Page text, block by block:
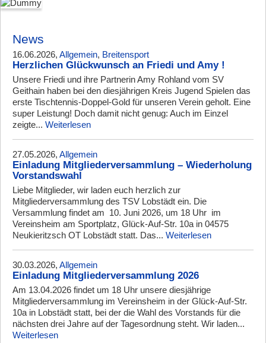
News
16.06.2026, Allgemein, Breitensport
Herzlichen Glückwunsch an Friedi und Amy !
Unsere Friedi und ihre Partnerin Amy Rohland vom SV
Geithain haben bei den diesjährigen Kreis Jugend Spielen das
erste Tischtennis-Doppel-Gold für unseren Verein geholt. Eine
super Leistung! Doch damit nicht genug: Auch im Einzel
zeigte... Weiterlesen
27.05.2026, Allgemein
Einladung Mitgliederversammlung – Wiederholung
Vorstandswahl
Liebe Mitglieder, wir laden euch herzlich zur
Mitgliederversammlung des TSV Lobstädt ein. Die
Versammlung findet am 10. Juni 2026, um 18 Uhr im
Vereinsheim am Sportplatz, Glück-Auf-Str. 10a in 04575
Neukieritzsch OT Lobstädt statt. Das... Weiterlesen
30.03.2026, Allgemein
Einladung Mitgliederversammlung 2026
Am 13.04.2026 findet um 18 Uhr unsere diesjährige
Mitgliederversammlung im Vereinsheim in der Glück-Auf-Str.
10a in Lobstädt statt, bei der die Wahl des Vorstands für die
nächsten drei Jahre auf der Tagesordnung steht. Wir laden...
Weiterlesen